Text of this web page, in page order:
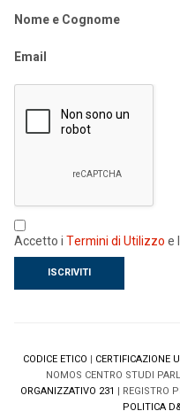
Nome e Cognome
Email
Accetto iTermini di Utilizzoe
CODICE ETICO | CERTIFICAZIONE
NOMOS CENTRO STUDI
ORGANIZZATIVO 231 | REGISTRO
POLITICA